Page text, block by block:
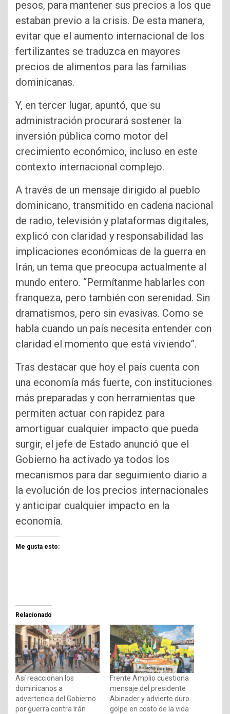
pesos, para mantener sus precios a los que
estaban previo a la crisis. De esta manera,
evitar que el aumento internacional de los
fertilizantes se traduzca en mayores
precios de alimentos para las familias
dominicanas.
Y, en tercer lugar, apuntó, que su
administración procurará sostener la
inversión pública como motor del
crecimiento económico, incluso en este
contexto internacional complejo.
A través de un mensaje dirigido al pueblo
dominicano, transmitido en cadena nacional
de radio, televisión y plataformas digitales,
explicó con claridad y responsabilidad las
implicaciones económicas de la guerra en
Irán, un tema que preocupa actualmente al
mundo entero. “Permítanme hablarles con
franqueza, pero también con serenidad. Sin
dramatismos, pero sin evasivas. Como se
habla cuando un país necesita entender con
claridad el momento que está viviendo”.
Tras destacar que hoy el país cuenta con
una economía más fuerte, con instituciones
más preparadas y con herramientas que
permiten actuar con rapidez para
amortiguar cualquier impacto que pueda
surgir, el jefe de Estado anunció que el
Gobierno ha activado ya todos los
mecanismos para dar seguimiento diario a
la evolución de los precios internacionales
y anticipar cualquier impacto en la
economía.
Me gusta esto:
Relacionado
Así reaccionan los
dominicanos a
advertencia del Gobierno
por guerra contra Irán
Frente Amplio cuestiona
mensaje del presidente
Abinader y advierte duro
golpe en costo de la vida